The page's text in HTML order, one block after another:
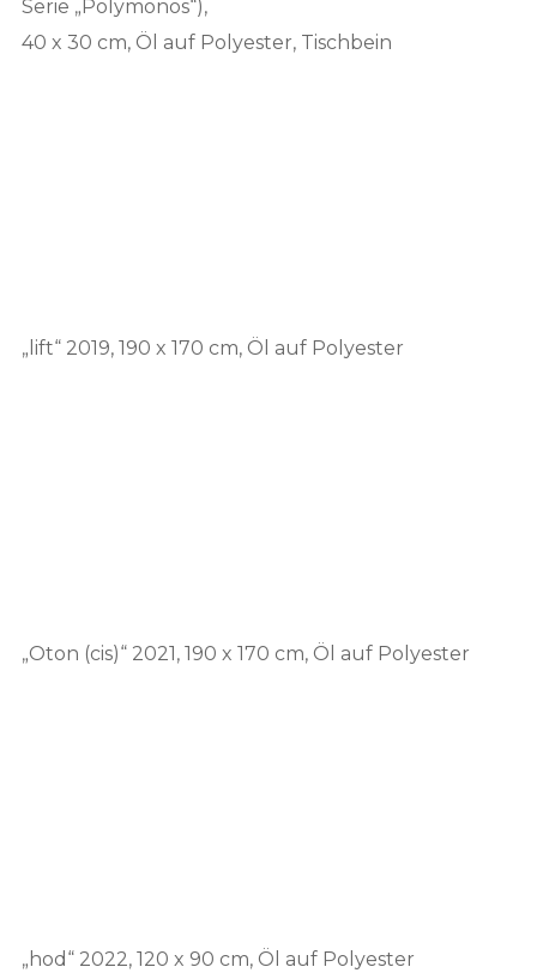
Serie „Polymonos“),
40 x 30 cm, Öl auf Polyester, Tischbein
„lift“ 2019, 190 x 170 cm, Öl auf Polyester
„Oton (cis)“ 2021, 190 x 170 cm, Öl auf Polyester
„hod“ 2022, 120 x 90 cm, Öl auf Polyester